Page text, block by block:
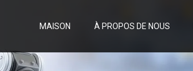
MAISON À PROPOS DE NOUS